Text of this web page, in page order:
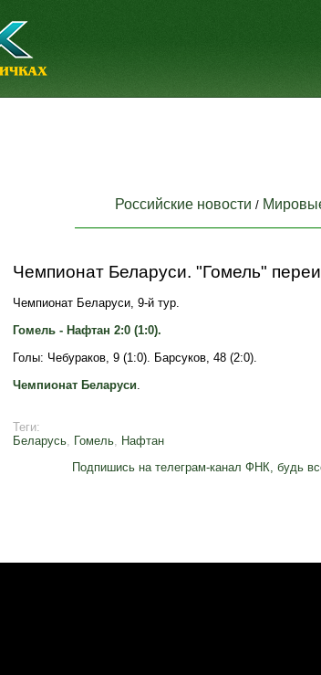
Российские новости /
Чемпионат Беларуси. "Гомель"
Чемпионат Беларуси, 9-й тур.
Гомель - Нафтан 2:0 (1:0).
Голы: Чебураков, 9 (1:0). Барсуков, 48 (2:0).
Чемпионат Беларуси.
Теги:
Беларусь, Гомель, Нафтан
Подпишись на телеграм-канал ФНК, будь